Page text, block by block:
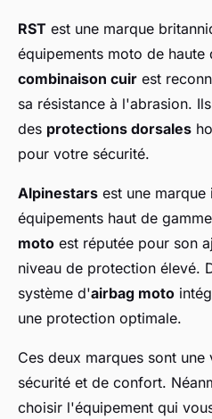
RST est une marque
équipements moto de haute
combinaison cuir est
sa résistance à l'abrasion.
des protections dorsales
pour votre sécurité.
Alpinestars est une
équipements haut de
moto est réputée pour son
niveau de protection élevé.
système d'airbag moto
une protection optimale.
Ces deux marques sont
sécurité et de confort.
choisir l'équipement qui